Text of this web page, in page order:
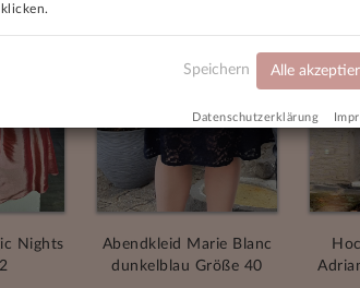
Nights
Abendkleid Marie Blanc
dunkelblau Größe 40
Speichern Alle
Datenschutzerklärung